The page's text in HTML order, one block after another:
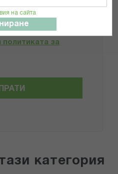
на сайта
с
за
категория